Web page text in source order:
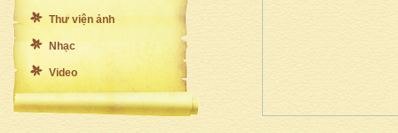
Thư viện ảnh
Nhạc
Video